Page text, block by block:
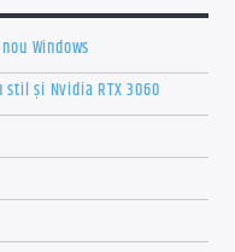
Windows
stil și Nvidia RTX 3060